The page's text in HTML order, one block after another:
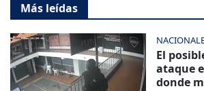
Más leídas
El
ataque
donde